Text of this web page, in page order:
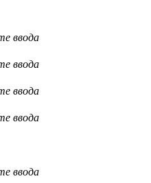
ввода
ввода
ввода
ввода
ввода